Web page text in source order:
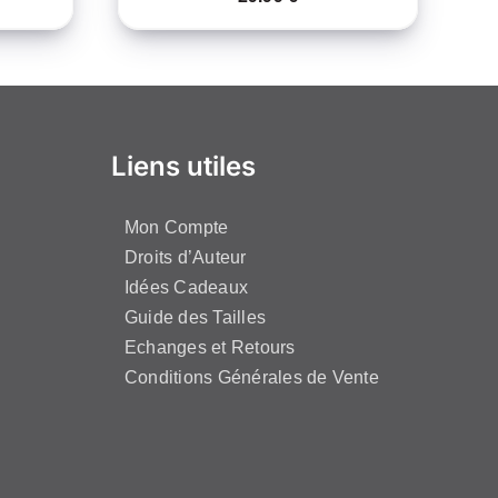
Liens utiles
Mon Compte
Droits d’Auteur
Idées Cadeaux
Guide des Tailles
Echanges et Retours
Conditions Générales de Vente